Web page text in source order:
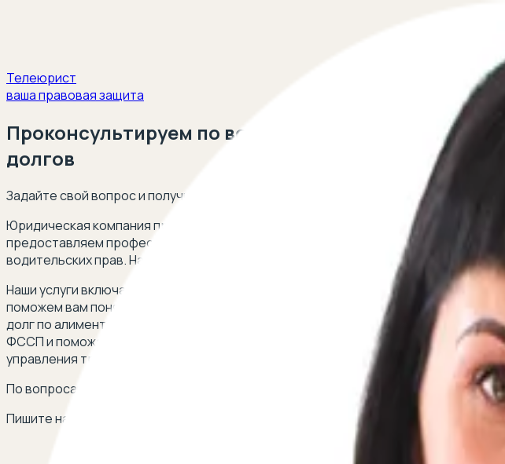
Телеюрист
ваша правовая защита
Проконсультируем по вопросам ограничения
долгов
Задайте свой вопрос и получите ответ опытного юриста в сфере
Юридическая компания предлагает комплексную защиту для автовладельцев,
предоставляем профессиональную помощь в вопросах, связанных с
водительских прав. Наши специалисты помогут разобраться в сложных
Наши услуги включают в себя защиту ваших интересов в случае, если приставы
поможем вам понять, в каких случаях судебный пристав может ограничить
долг по алиментам, мы разъясним, могут ли у вас забрать права. Также мы
ФССП и поможем разобраться, законно ли временное лишение прав из-за
управления транспортным средством у приставов, наши юристы готовы
По вопросам сотрудничества
Пишите на